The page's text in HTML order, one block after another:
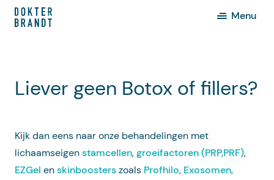
Menu
Liever geen Botox of fillers?
Kijk dan eens naar onze behandelingen met
lichaamseigenstamcellen,groeifactoren (PRP,PRF),
EZGel enskinboosterszoals Profhilo, Exosomen,